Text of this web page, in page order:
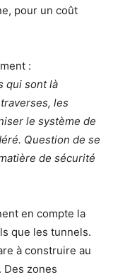
pour un coût
:
qui sont là
les
le système de
Question de se
de sécurité
en compte la
que les tunnels.
à construire au
Des zones